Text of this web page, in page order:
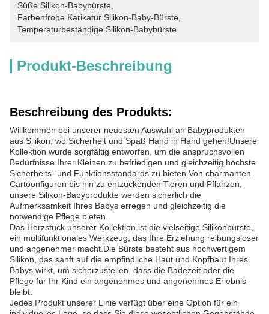
Süße Silikon-Babybürste
Farbenfrohe Karikatur Silikon-Baby-Bürste
Temperaturbeständige Silikon-Babybürste
Produkt-Beschreibung
Beschreibung des Produkts:
Willkommen bei unserer neuesten Auswahl an Babyprodukten
aus Silikon, wo Sicherheit und Spaß Hand in Hand gehen!Unsere
Kollektion wurde sorgfältig entworfen, um die anspruchsvollen
Bedürfnisse Ihrer Kleinen zu befriedigen und gleichzeitig höchste
Sicherheits- und Funktionsstandards zu bieten.Von charmanten
Cartoonfiguren bis hin zu entzückenden Tieren und Pflanzen,
unsere Silikon-Babyprodukte werden sicherlich die
Aufmerksamkeit Ihres Babys erregen und gleichzeitig die
notwendige Pflege bieten.
Das Herzstück unserer Kollektion ist die vielseitige Silikonbürste,
ein multifunktionales Werkzeug, das Ihre Erziehung reibungsloser
und angenehmer macht.Die Bürste besteht aus hochwertigem
Silikon, das sanft auf die empfindliche Haut und Kopfhaut Ihres
Babys wirkt, um sicherzustellen, dass die Badezeit oder die
Pflege für Ihr Kind ein angenehmes und angenehmes Erlebnis
bleibt.
Jedes Produkt unserer Linie verfügt über eine Option für ein